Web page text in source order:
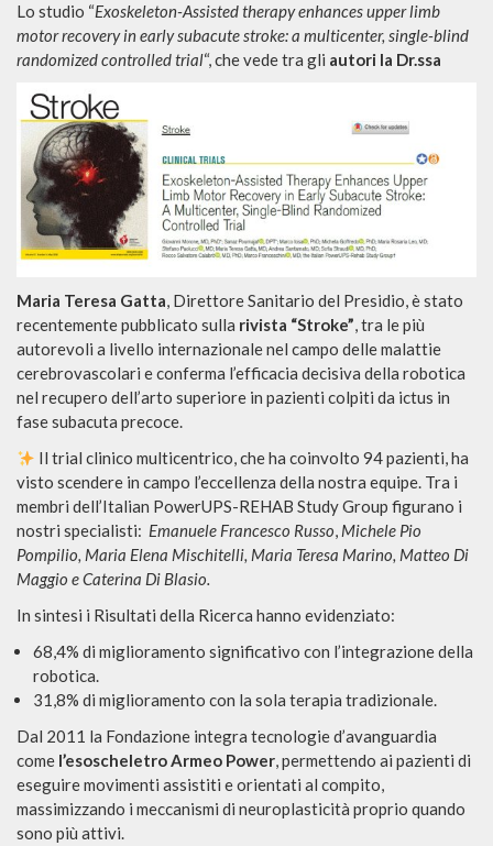
Lo studio “Exoskeleton-Assisted therapy enhances upper limb
motor recovery in early subacute stroke: a multicenter, single-blind
randomized controlled trial“, che vede tra gli autori la Dr.ssa
Maria Teresa Gatta, Direttore Sanitario del Presidio, è stato
recentemente pubblicato sulla rivista “Stroke”, tra le più
autorevoli a livello internazionale nel campo delle malattie
cerebrovascolari e conferma l’efficacia decisiva della robotica
nel recupero dell’arto superiore in pazienti colpiti da ictus in
fase subacuta precoce.
Il trial clinico multicentrico, che ha coinvolto 94 pazienti, ha
visto scendere in campo l’eccellenza della nostra equipe. Tra i
membri dell’Italian PowerUPS-REHAB Study Group figurano i
nostri specialisti: Emanuele Francesco Russo, Michele Pio
Pompilio, Maria Elena Mischitelli, Maria Teresa Marino, Matteo Di
Maggio e Caterina Di Blasio.
In sintesi i Risultati della Ricerca hanno evidenziato:
68,4% di miglioramento significativo con l’integrazione della
robotica.
31,8% di miglioramento con la sola terapia tradizionale.
Dal 2011 la Fondazione integra tecnologie d’avanguardia
come l’esoscheletro Armeo Power, permettendo ai pazienti di
eseguire movimenti assistiti e orientati al compito,
massimizzando i meccanismi di neuroplasticità proprio quando
sono più attivi.